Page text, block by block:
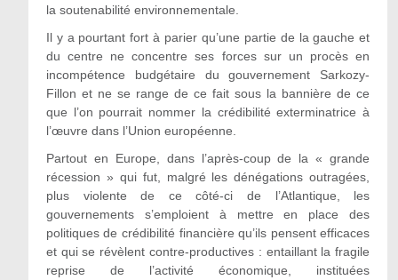
la soutenabilité environnementale.
Il y a pourtant fort à parier qu’une partie de la gauche et
du centre ne concentre ses forces sur un procès en
incompétence budgétaire du gouvernement Sarkozy-
Fillon et ne se range de ce fait sous la bannière de ce
que l’on pourrait nommer la crédibilité exterminatrice à
l’œuvre dans l’Union européenne.
Partout en Europe, dans l’après-coup de la « grande
récession » qui fut, malgré les dénégations outragées,
plus violente de ce côté-ci de l’Atlantique, les
gouvernements s’emploient à mettre en place des
politiques de crédibilité financière qu’ils pensent efficaces
et qui se révèlent contre-productives : entaillant la fragile
reprise de l’activité économique, instituées